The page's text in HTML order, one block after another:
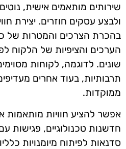
שירותים מותאמים אישית,
ולבצע עסקים חוזרים. יצירת
בהכרת הצרכים והמטרות של
הערכים והציפיות של הלקוח
שונים. לדוגמה, לקוחות
תרבותיות, בעוד אחרים
ממוקדות.
אפשר להציע חוויות מותאמות
חדשנות טכנולוגיים, פגישות
סדנאות לפיתוח מיומנויות